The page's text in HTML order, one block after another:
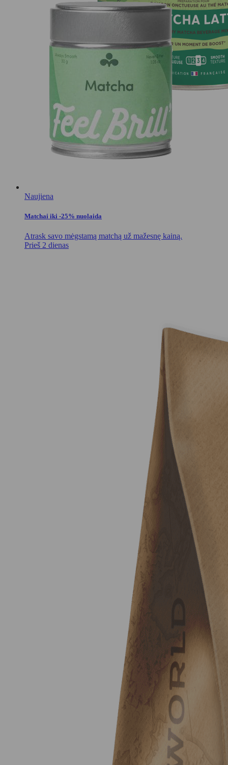
Naujiena
Matchai iki -25% nuolaida
Atrask savo mėgstamą matchą už mažesnę kainą.
Prieš 2 dienas